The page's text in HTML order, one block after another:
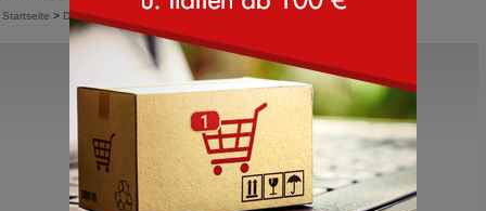
Startseite > Damen>
De Lago
2537
Sportliche Schuhe